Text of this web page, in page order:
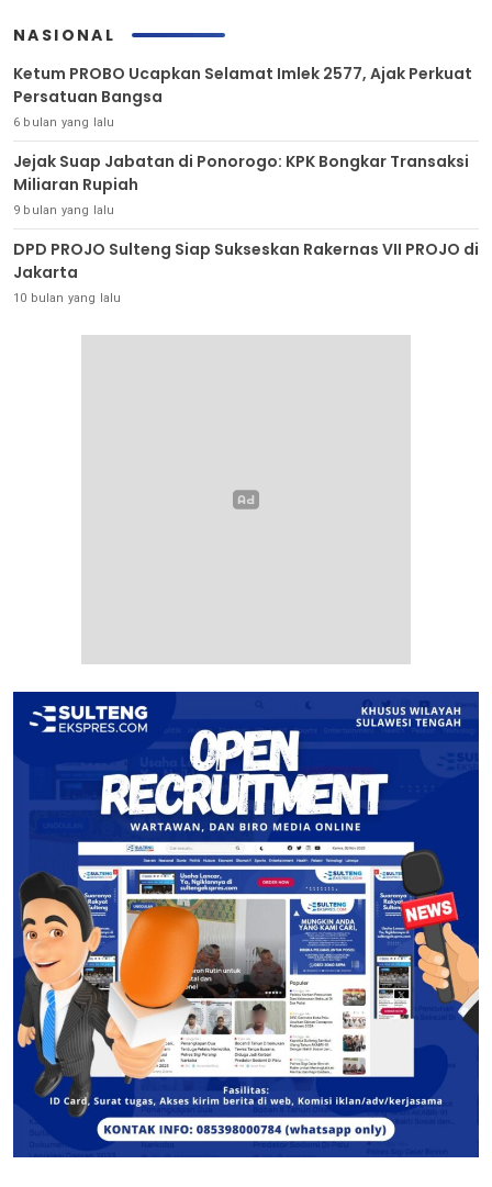
NASIONAL
Ketum PROBO Ucapkan Selamat Imlek 2577, Ajak Perkuat
Persatuan Bangsa
6 bulan yang lalu
Jejak Suap Jabatan di Ponorogo: KPK Bongkar Transaksi
Miliaran Rupiah
9 bulan yang lalu
DPD PROJO Sulteng Siap Sukseskan Rakernas VII PROJO di
Jakarta
10 bulan yang lalu